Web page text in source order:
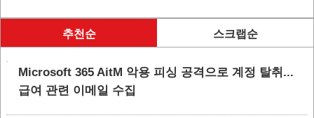
추천순 스크랩순
Microsoft 365 AitM 악용 피싱 공격으로 계정 탈취...
급여 관련 이메일 수집